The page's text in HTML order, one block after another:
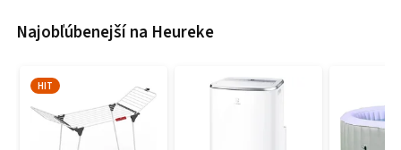
Najobľúbenejší na Heureke
HIT